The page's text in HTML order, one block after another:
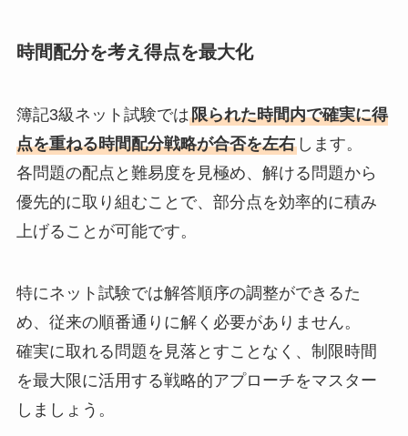
時間配分を考え得点を最大化
簿記3級ネット試験では限られた時間内で確実に得
点を重ねる時間配分戦略が合否を左右します。
各問題の配点と難易度を見極め、解ける問題から
優先的に取り組むことで、部分点を効率的に積み
上げることが可能です。
特にネット試験では解答順序の調整ができるた
め、従来の順番通りに解く必要がありません。
確実に取れる問題を見落とすことなく、制限時間
を最大限に活用する戦略的アプローチをマスター
しましょう。